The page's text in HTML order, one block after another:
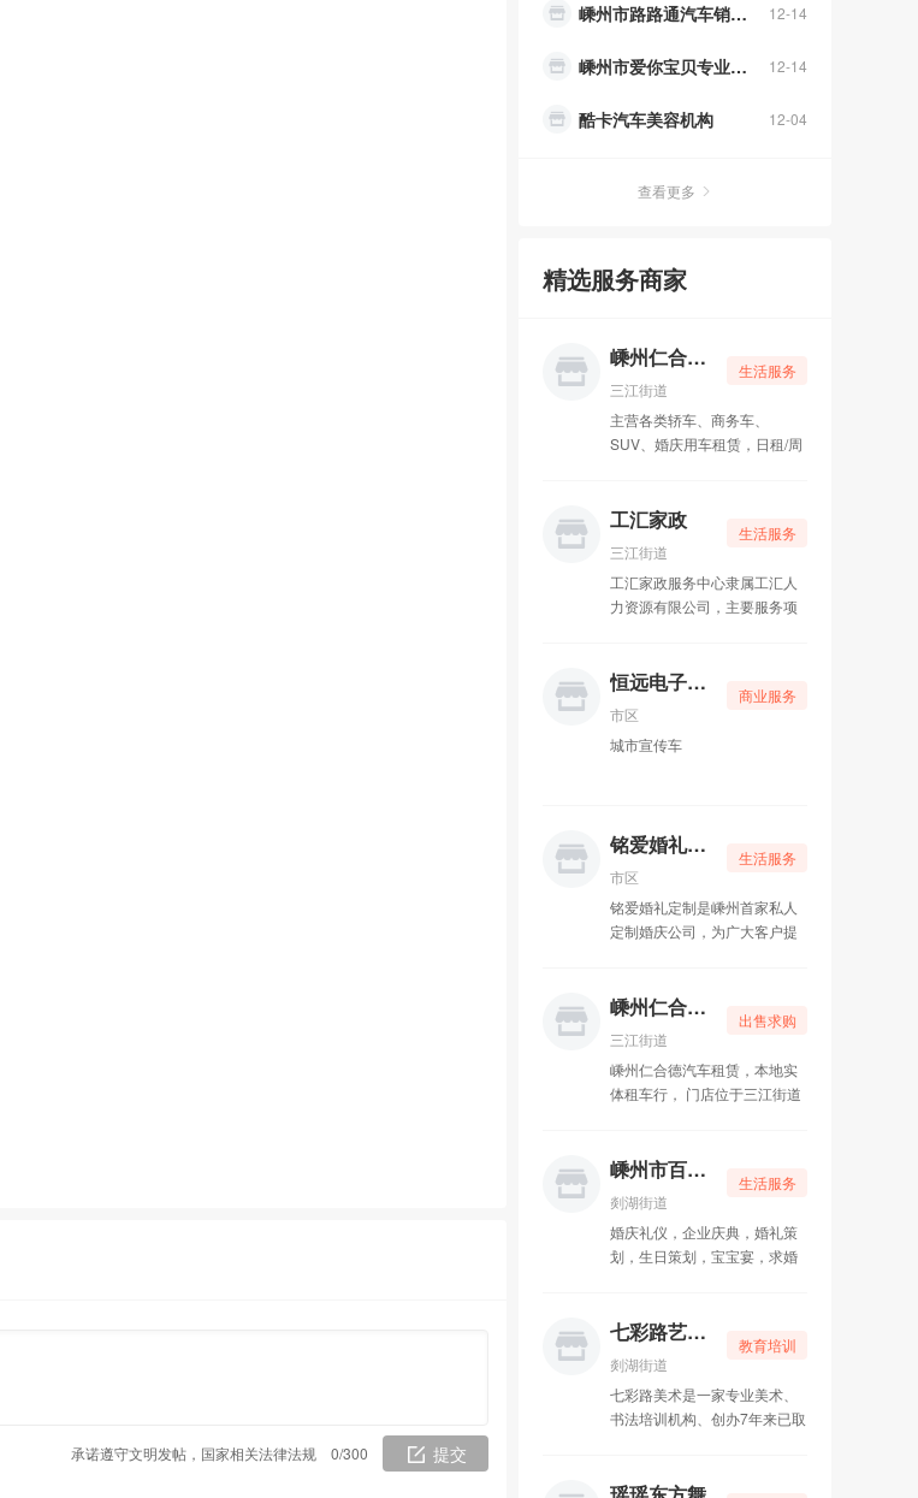
提交
承诺遵守文明发帖，国家相关法律法规 0/300
12-14
嵊州市爱你宝贝专业儿童摄影会所
12-04
酷卡汽车美容机构
12-04
MOB迈博游泳健身
05-15
嵊州市日日新保服务有限公司
05-15
嵊州市奇达汽车美容服务中心
08-01
嵊州仁合德信息技术咨询服务有限公司
04-15
工汇家政
01-06
嵊州市百合婚庆礼仪服务中心
铭爱婚礼定制
01-06
瑶瑶东方舞
01-06
多奇妙家庭娱乐中心
查看更多
精选服务商家
生活服务
嵊州仁合德信息技术咨询服务
三江街道
主营各类轿车、商务车、
SUV、婚庆用车租赁，日租/周
跑车都能安排，手续简单，合
同规范，租得明白、用得放
心。 本地老店，价格实在，诚
信经营。要用车，来仁合德就
对了！
生活服务
工汇家政
三江街道
工汇家政服务中心隶属工汇人
力资源有限公司，主要服务项
维修、电脑修理、整体开荒保
洁、搬家服务等家政服务。本
中心工作人员均经过专业培
训，费用合理，服务周全。
商业服务
恒远电子（e点传媒）
市区
城市宣传车
生活服务
铭爱婚礼定制
市区
铭爱婚礼定制是嵊州首家私人
定制婚庆公司，为广大客户提
出售求购
嵊州仁合德信息技术咨询服务有限公司
三江街道
嵊州仁合德汽车租赁，本地实
体租车行， 门店位于三江街道
同规范。 主营：经济代步车、
轿车、SUV、商务车、新能源
车、豪车、婚车车队，长短
租、包月租均可，现车充足。
服务承诺：满油满电出车，车
昌城区免费送车上门，高铁
站、机场可接送。 租车手续简
当天提车；押金灵活，芝麻信
用可免押。 电话：
生活服务
嵊州市百合婚庆礼仪服务中心
剡湖街道
婚庆礼仪，企业庆典，婚礼策
划，生日策划，宝宝宴，求婚
教育培训
七彩路艺术培训
剡湖街道
七彩路美术是一家专业美术、
书法培训机构、创办7年来已取
生活动，邀请名家大师来校讲